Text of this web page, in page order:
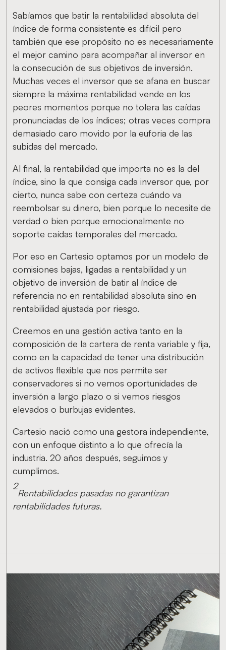
Sabíamos que batir la rentabilidad absoluta del
índice de forma consistente es difícil pero
también que ese propósito no es necesariamente
el mejor camino para acompañar al inversor en
la consecución de sus objetivos de inversión.
Muchas veces el inversor que se afana en buscar
siempre la máxima rentabilidad vende en los
peores momentos porque no tolera las caídas
pronunciadas de los índices; otras veces compra
demasiado caro movido por la euforia de las
subidas del mercado.
Al final, la rentabilidad que importa no es la del
índice, sino la que consiga cada inversor que, por
cierto, nunca sabe con certeza cuándo va
reembolsar su dinero, bien porque lo necesite de
verdad o bien porque emocionalmente no
soporte caídas temporales del mercado.
Por eso en Cartesio optamos por un modelo de
comisiones bajas, ligadas a rentabilidad y un
objetivo de inversión de batir al índice de
referencia no en rentabilidad absoluta sino en
rentabilidad ajustada por riesgo.
Creemos en una gestión activa tanto en la
composición de la cartera de renta variable y fija,
como en la capacidad de tener una distribución
de activos flexible que nos permite ser
conservadores si no vemos oportunidades de
inversión a largo plazo o si vemos riesgos
elevados o burbujas evidentes.
Cartesio nació como una gestora independiente,
con un enfoque distinto a lo que ofrecía la
industria. 20 años después, seguimos y
cumplimos.
2
Rentabilidades pasadas no garantizan
rentabilidades futuras.